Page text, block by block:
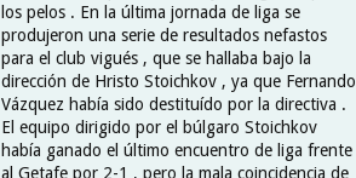
los pelos . En la última jornada de liga se
produjeron una serie de resultados nefastos
para el club vigués , que se hallaba bajo la
dirección de Hristo Stoichkov , ya que Fernando
Vázquez había sido destituído por la directiva .
El equipo dirigido por el búlgaro Stoichkov
había ganado el último encuentro de liga frente
al Getafe por 2-1 , pero la mala coincidencia de